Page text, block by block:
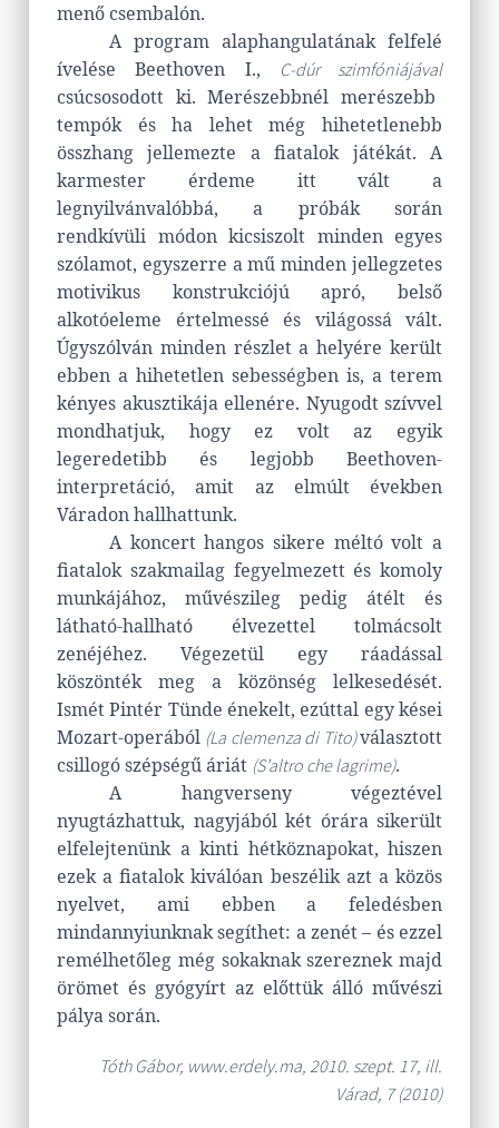
menő csembalón.
A program alaphangulatának felfelé
ívelése Beethoven I.,
C-dúr szimfóniájával
csúcsosodott ki. Merészebbnél merészebb
tempók és ha lehet még hihetetlenebb
összhang jellemezte a fiatalok játékát. A
karmester érdeme itt vált a
legnyilvánvalóbbá, a próbák során
rendkívüli módon kicsiszolt minden egyes
szólamot, egyszerre a mű minden jellegzetes
motivikus konstrukciójú apró, belső
alkotóeleme értelmessé és világossá vált.
Úgyszólván minden részlet a helyére került
ebben a hihetetlen sebességben is, a terem
kényes akusztikája ellenére. Nyugodt szívvel
mondhatjuk, hogy ez volt az egyik
legeredetibb és legjobb Beethoven-
interpretáció, amit az elmúlt években
Váradon hallhattunk.
A koncert hangos sikere méltó volt a
fiatalok szakmailag fegyelmezett és komoly
munkájához, művészileg pedig átélt és
látható-hallható élvezettel tolmácsolt
zenéjéhez. Végezetül egy ráadással
köszönték meg a közönség lelkesedését.
Ismét Pintér Tünde énekelt, ezúttal egy kései
Mozart-operából (La clemenza di Tito)választott
csillogó szépségű áriát (S’altro che lagrime).
A hangverseny végeztével
nyugtázhattuk, nagyjából két órára sikerült
elfelejtenünk a kinti hétköznapokat, hiszen
ezek a fiatalok kiválóan beszélik azt a közös
nyelvet, ami ebben a feledésben
mindannyiunknak segíthet: a zenét – és ezzel
remélhetőleg még sokaknak szereznek majd
örömet és gyógyírt az előttük álló művészi
pálya során.
Tóth Gábor, www.erdely.ma, 2010. szept. 17, ill.
Várad, 7 (2010)